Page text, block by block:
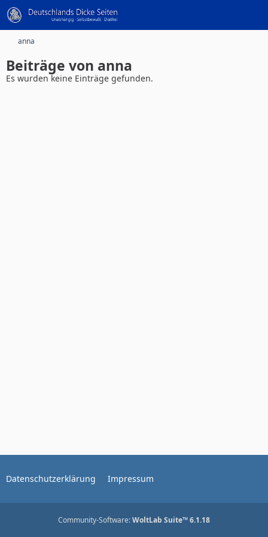
anna
Beiträge von anna
Es wurden keine Einträge gefunden.
Datenschutzerklärung Impressum
Community-Software:WoltLab Suite™ 6.1.18